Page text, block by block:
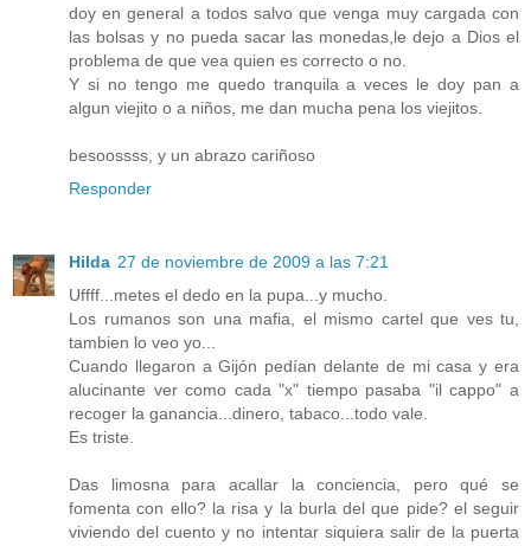
doy en general a todos salvo que venga muy cargada con
las bolsas y no pueda sacar las monedas,le dejo a Dios el
problema de que vea quien es correcto o no.
Y si no tengo me quedo tranquila a veces le doy pan a
algun viejito o a niños, me dan mucha pena los viejitos.
besoossss, y un abrazo cariñoso
Responder
Hilda 27 de noviembre de 2009 a las 7:21
Uffff...metes el dedo en la pupa...y mucho.
Los rumanos son una mafia, el mismo cartel que ves tu,
tambien lo veo yo...
Cuando llegaron a Gijón pedían delante de mi casa y era
alucinante ver como cada "x" tiempo pasaba "il cappo" a
recoger la ganancia...dinero, tabaco...todo vale.
Es triste.
Das limosna para acallar la conciencia, pero qué se
fomenta con ello? la risa y la burla del que pide? el seguir
viviendo del cuento y no intentar siquiera salir de la puerta